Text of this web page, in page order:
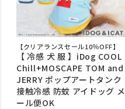
【クリアランスセール10％OFF】
【 冷感 犬 服 】iDog COOL
Chill+MOSCAPE TOM and
JERRY ポップアートタンク
接触冷感 防蚊 アイドッグ メ
ール便OK